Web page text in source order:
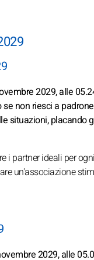
2029, alle
non riesci a
situazioni, placando
i partner ideali per
un'associazione
2029, alle